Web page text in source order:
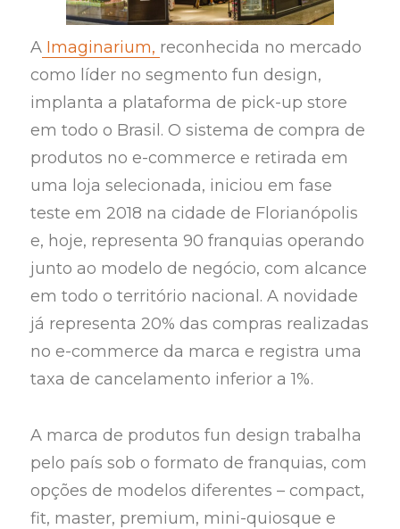
A Imaginarium, reconhecida no mercado
como líder no segmento fun design,
implanta a plataforma de pick-up store
em todo o Brasil. O sistema de compra de
produtos no e-commerce e retirada em
uma loja selecionada, iniciou em fase
teste em 2018 na cidade de Florianópolis
e, hoje, representa 90 franquias operando
junto ao modelo de negócio, com alcance
em todo o território nacional. A novidade
já representa 20% das compras realizadas
no e-commerce da marca e registra uma
taxa de cancelamento inferior a 1%.
A marca de produtos fun design trabalha
pelo país sob o formato de franquias, com
opções de modelos diferentes – compact,
fit, master, premium, mini-quiosque e